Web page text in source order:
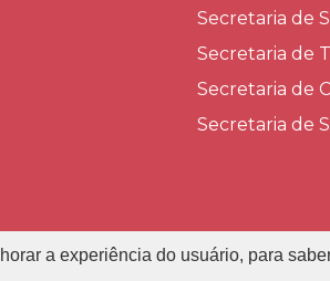
Secretaria de
Secretaria de
Secretaria de
Secretaria de
Prefeitura
a experiência do usuário, para